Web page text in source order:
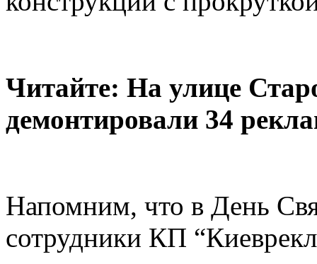
Читайте: На улице
демонтировали 34
Напомним, что в День
сотрудники КП